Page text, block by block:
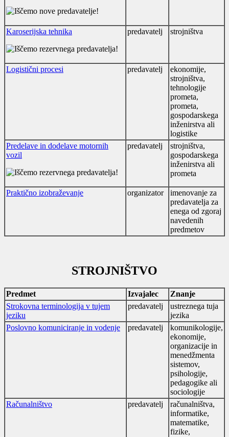
Karoserijska tehnika predavatelj strojništva
Logistični procesi predavatelj
ekonomije,
strojništva,
tehnologije
prometa,
prometa,
gospodarskega
inženirstva ali
logistike
Predelave in dodelave motornih
vozil
predavatelj
strojništva,
gospodarskega
inženirstva ali
prometa
Praktično izobraževanje organizator
imenovanje za
predavatelja za
enega od zgoraj
navedenih
predmetov
STROJNIŠTVO
Predmet Izvajalec
Znanje
Strokovna terminologija v tujem
jeziku
predavatelj
ustreznega tuja
jezika
Poslovno komuniciranje in vodenje
predavatelj
komunikologije,
ekonomije,
organizacije in
menedžmenta
sistemov,
psihologije,
pedagogike ali
sociologije
Računalništvo
predavatelj
računalništva,
informatike,
matematike,
fizike,